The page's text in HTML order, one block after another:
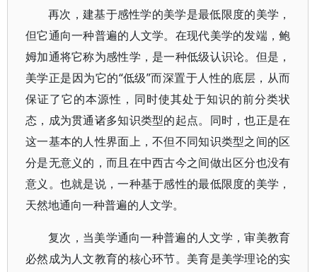
再次，建基于感性学的美学是最低限度的美学，
但它通向一种普遍的人文学。在现代美学的发端，鲍
姆加通将它称为感性学，是一种低级认识论。但是，
美学正是因为它的“低级”而深置于人性的底层，从而
保证了它的本源性，同时使其处于知识的前分类状
态，成为贯通诸多知识类型的起点。同时，也正是在
这一基本的人性界面上，不但不同知识类型之间的区
分是无意义的，而且在中西古今之间做出区分也没有
意义。也就是说，一种基于感性的最低限度的美学，
天然地通向一种普遍的人文学。
复次，当美学通向一种普遍的人文学，审美教育
必然成为人文教育的核心环节。美育是美学理论的实